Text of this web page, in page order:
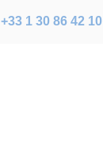
+33 1 30 86 42 10